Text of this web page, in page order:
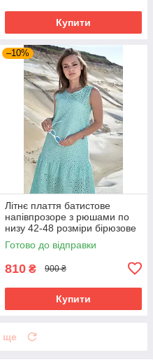
Купити
–10%
Літнє плаття батистове
напівпрозоре з рюшами по
низу 42-48 розміри бірюзове
Готово до відправки
810 ₴ 900 ₴
Купити
ще